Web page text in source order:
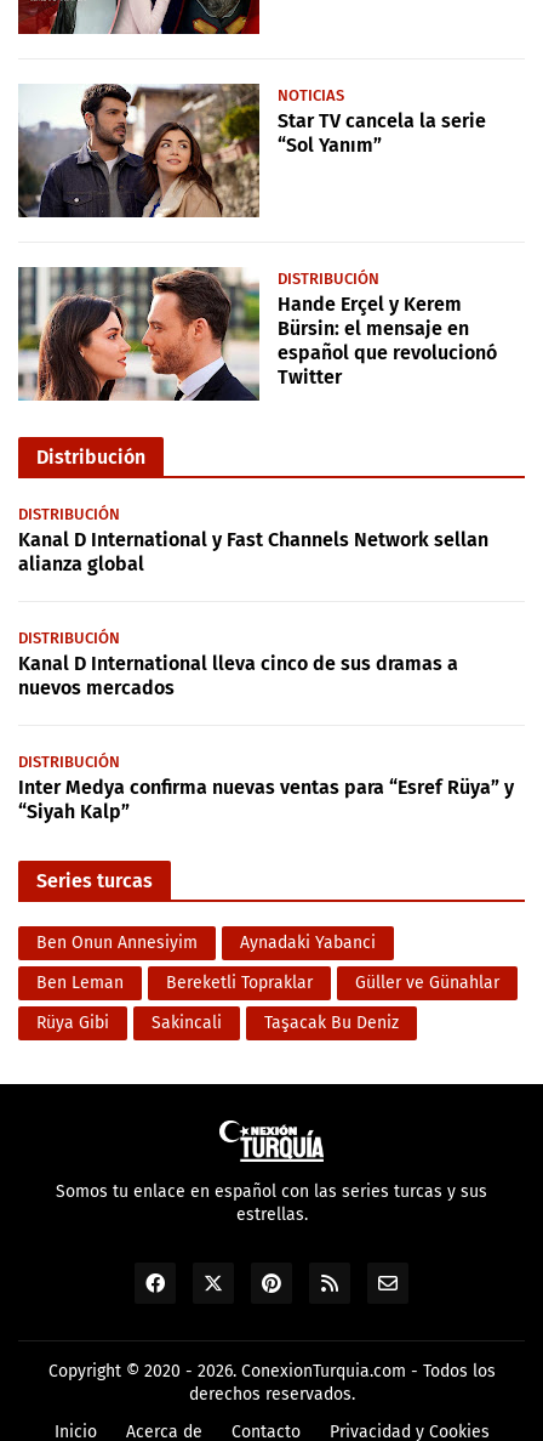
NOTICIAS
Star TV cancela la serie
“Sol Yanım”
DISTRIBUCIÓN
Hande Erçel y Kerem
Bürsin: el mensaje en
español que revolucionó
Twitter
Distribución
DISTRIBUCIÓN
Kanal D International y Fast Channels Network sellan
alianza global
DISTRIBUCIÓN
Kanal D International lleva cinco de sus dramas a
nuevos mercados
DISTRIBUCIÓN
Inter Medya confirma nuevas ventas para “Esref Rüya” y
“Siyah Kalp”
Series turcas
Ben Onun Annesiyim
Aynadaki Yabanci
Ben Leman
Bereketli Topraklar
Güller ve Günahlar
Rüya Gibi
Sakincali Taşacak Bu Deniz
Somos tu enlace en español con las series turcas y sus
estrellas.
Copyright © 2020 - 2026. ConexionTurquia.com - Todos los
derechos reservados.
Inicio
Acerca de Contacto Privacidad y Cookies